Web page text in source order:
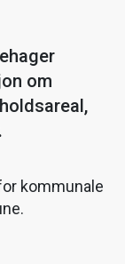
om
kommunale